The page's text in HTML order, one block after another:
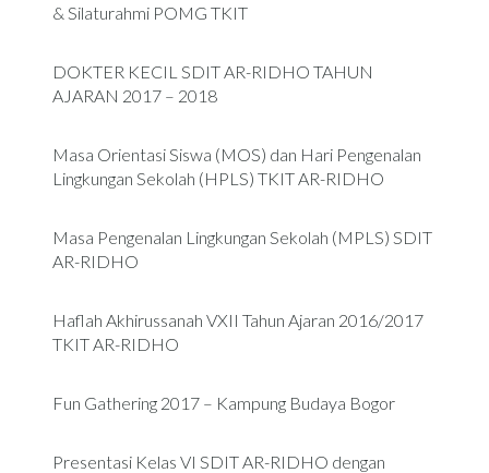
& Silaturahmi POMG TKIT
DOKTER KECIL SDIT AR-RIDHO TAHUN
AJARAN 2017 – 2018
Masa Orientasi Siswa (MOS) dan Hari Pengenalan
Lingkungan Sekolah (HPLS) TKIT AR-RIDHO
Masa Pengenalan Lingkungan Sekolah (MPLS) SDIT
AR-RIDHO
Haflah Akhirussanah VXII Tahun Ajaran 2016/2017
TKIT AR-RIDHO
Fun Gathering 2017 – Kampung Budaya Bogor
Presentasi Kelas VI SDIT AR-RIDHO dengan